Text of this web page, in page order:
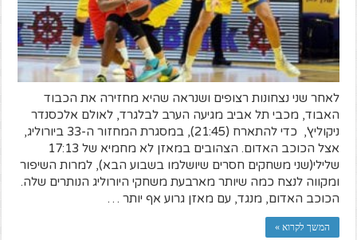
לאחר שני נצחונות רצופים ושנראה שהיא מחזירה את הכבוד
האבוד, מכבי תל אביב מגיעה הערב לבלגרד, לאולם אלכסנדר
ניקוליץ', כדי להתארח (21:45), במסגרת המחזור ה-33 ביורוליג,
אצל הכוכב האדום. הצהובים במאזן לא מחמיא של 17:13
שלילי(שני משחקים חסרים שיושלמו בשבוע הבא), למרות השיפור
ומקווה לנצח כמה שיותר מארבעת משחקי היורוליג הנותרים שלה.
הכוכב האדום, מנגד, עם מאזן גרוע אף יותר …
המשך לקרוא »